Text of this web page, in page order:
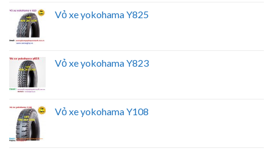
Vỏ xe yokohama Y825
Vỏ xe yokohama Y823
Vỏ xe yokohama Y108